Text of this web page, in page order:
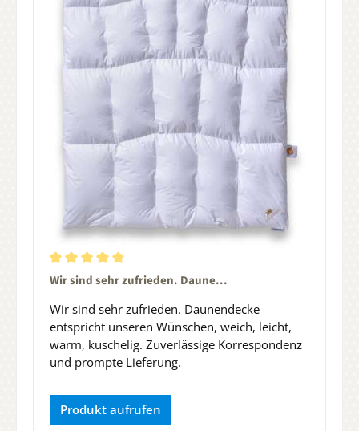
Durchschnittliche Bewertung von 5 von 5 Sternen
Wir sind sehr zufrieden. Daune...
Wir sind sehr zufrieden. Daunendecke
entspricht unseren Wünschen, weich, leicht,
warm, kuschelig. Zuverlässige Korrespondenz
und prompte Lieferung.
Produkt aufrufen